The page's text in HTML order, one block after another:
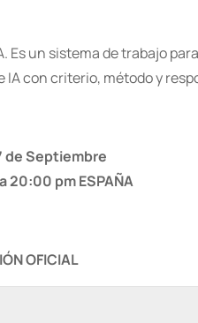
Es un sistema de trabajo
IA con criterio, método y
de Septiembre
20:00 pm ESPAÑA
OFICIAL